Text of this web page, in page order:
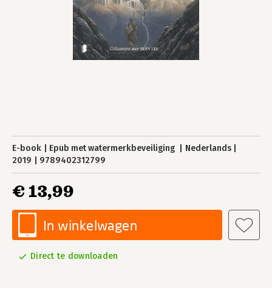
E-book Epub met watermerkbeveiliging
Nederlands
2019
9789402312799
€ 13,99
In winkelwagen
Direct te downloaden